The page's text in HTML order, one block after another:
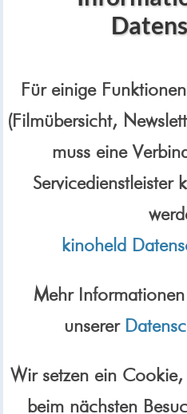
Für einige
(Filmübersicht,
muss eine
Servicedienstleister
kinoheld
Mehr
unserer
Wir setzen ein
beim nächsten